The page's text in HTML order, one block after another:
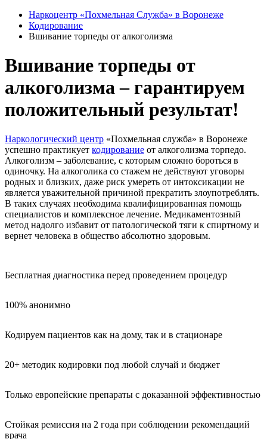
Наркоцентр «Похмельная Служба» в Воронеже
Кодирование
Вшивание торпеды от алкоголизма
Вшивание торпеды от
алкоголизма – гарантируем
положительный результат!
Наркологический центр «Похмельная служба» в Воронеже
успешно практикует кодирование от алкоголизма торпедо.
Алкоголизм – заболевание, с которым сложно бороться в
одиночку. На алкоголика со стажем не действуют уговоры
родных и близких, даже риск умереть от интоксикации не
является уважительной причиной прекратить злоупотреблять.
В таких случаях необходима квалифицированная помощь
специалистов и комплексное лечение. Медикаментозный
метод надолго избавит от патологической тяги к спиртному и
вернет человека в общество абсолютно здоровым.
Бесплатная диагностика перед проведением процедур
100% анонимно
Кодируем пациентов как на дому, так и в стационаре
20+ методик кодировки под любой случай и бюджет
Только европейские препараты с доказанной эффективностью
Стойкая ремиссия на 2 года при соблюдении рекомендаций
врача